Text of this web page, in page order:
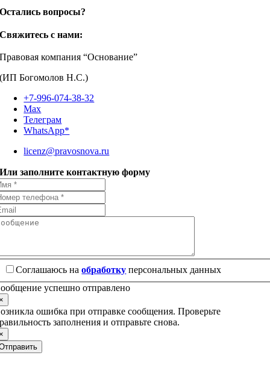
Остались вопросы?
Свяжитесь с нами:
Правовая компания “Основание”
(ИП Богомолов Н.С.)
+7-996-074-38-32
Max
Телеграм
WhatsApp*
licenz@pravosnova.ru
Или заполните контактную форму
Соглашаюсь наобработку персональных данных
успешно отправлено
ошибка при отправке сообщения. Проверьте
заполнения и отправьте снова.